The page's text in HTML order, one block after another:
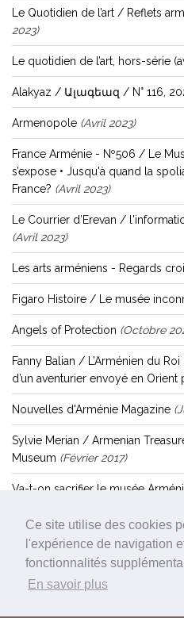
Ce site utilise des cookies
l'expérience de navigation
fonctionnalités
En savoir plus
Le Quotidien de l’art / Reflets
2023)
Le quotidien de l’art, hors-série
Alakyaz / Ալագեազ / N° 116,
Armenopole (avril 2023)
France Arménie - Nº506 / Le
s’expose • Jusqu'à quand la
France? (avril 2023)
Le Courrier d’Erevan /
(avril 2023)
Les arts arméniens - Regards
Figaro Histoire / Le musée
Angels of Protection (octobre
Fanny Balian / L’Arménien du
d’un aventurier envoyé en Orient
Nouvelles d'Arménie Magazine
Sylvie Merian / Armenian
Museum (février 2017)
Va-t-on sacrifier le musée
Guy Teissier à l'Assemblée
Télérama(mai 2015)